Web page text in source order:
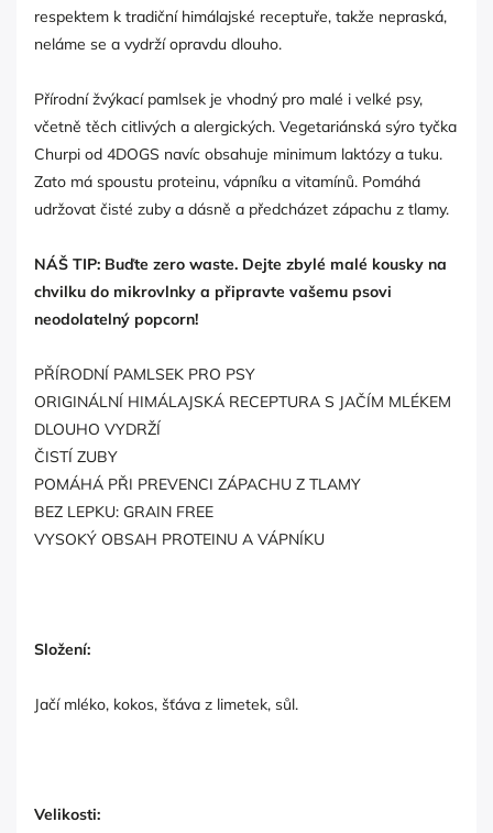
respektem k tradiční himálajské receptuře, takže nepraská,
neláme se a vydrží opravdu dlouho.
Přírodní žvýkací pamlsek je vhodný pro malé i velké psy,
včetně těch citlivých a alergických. Vegetariánská sýro tyčka
Churpi od 4DOGS navíc obsahuje minimum laktózy a tuku.
Zato má spoustu proteinu, vápníku a vitamínů. Pomáhá
udržovat čisté zuby a dásně a předcházet zápachu z tlamy.
NÁŠ TIP: Buďte zero waste. Dejte zbylé malé kousky na
chvilku do mikrovlnky a připravte vašemu psovi
neodolatelný popcorn!
PŘÍRODNÍ PAMLSEK PRO PSY
ORIGINÁLNÍ HIMÁLAJSKÁ RECEPTURA S JAČÍM MLÉKEM
DLOUHO VYDRŽÍ
ČISTÍ ZUBY
POMÁHÁ PŘI PREVENCI ZÁPACHU Z TLAMY
BEZ LEPKU: GRAIN FREE
VYSOKÝ OBSAH PROTEINU A VÁPNÍKU
Složení:
Jačí mléko, kokos, šťáva z limetek, sůl.
Velikosti: